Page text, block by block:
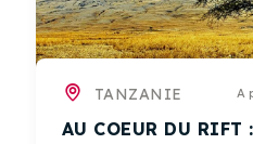
TANZANIE A
AU COEUR DU RIFT